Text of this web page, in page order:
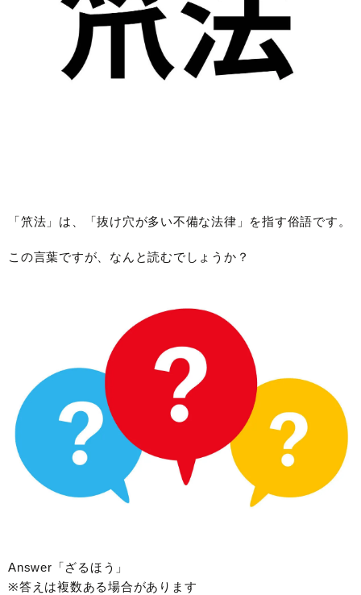
「笊法」は、「抜け穴が多い不備な法律」を指す俗語です。
この言葉ですが、なんと読むでしょうか？
Answer「ざるほう」
※答えは複数ある場合があります